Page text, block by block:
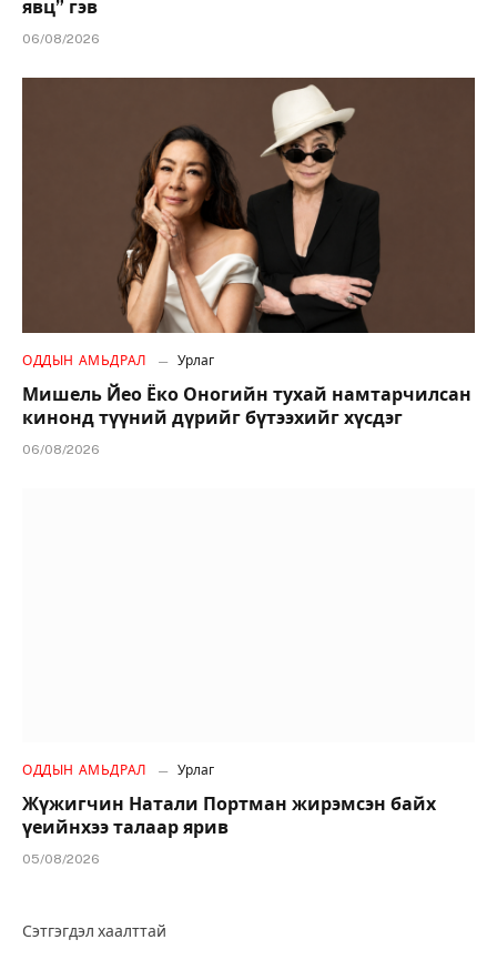
явц” гэв
06/08/2026
ОДДЫН АМЬДРАЛ Урлаг
Мишель Йео Ёко Оногийн тухай намтарчилсан
кинонд түүний дүрийг бүтээхийг хүсдэг
06/08/2026
ОДДЫН АМЬДРАЛ Урлаг
Жүжигчин Натали Портман жирэмсэн байх
үеийнхээ талаар ярив
05/08/2026
Сэтгэгдэл хаалттай